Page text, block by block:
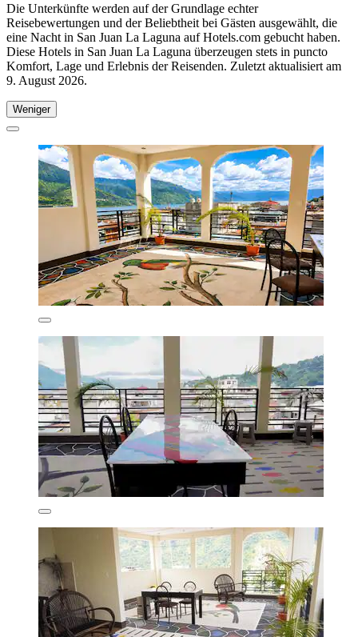
Die Unterkünfte werden auf der Grundlage echter
Reisebewertungen und der Beliebtheit bei Gästen ausgewählt, die
eine Nacht in San Juan La Laguna auf Hotels.com gebucht haben.
Diese Hotels in San Juan La Laguna überzeugen stets in puncto
Komfort, Lage und Erlebnis der Reisenden. Zuletzt aktualisiert am
9. August 2026.
Weniger